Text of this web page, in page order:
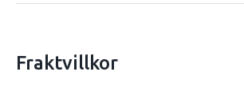
Fraktvillkor